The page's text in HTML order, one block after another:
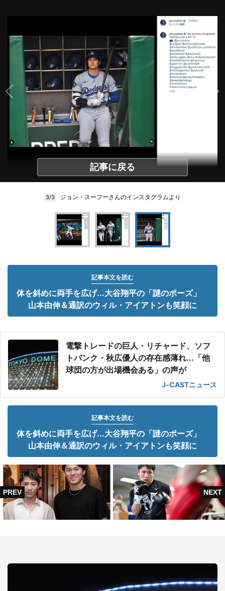
記事に戻る
3/3 ジョン・スーフーさんのインスタグラムより
記事本文を読む
体を斜めに両手を広げ...大谷翔平の「謎のポーズ」
山本由伸＆通訳のウィル・アイアトンも笑顔に
電撃トレードの巨人・リチャード、ソフ
トバンク・秋広優人の存在感薄れ...「他
球団の方が出場機会ある」の声が
J-CASTニュース
記事本文を読む
体を斜めに両手を広げ...大谷翔平の「謎のポーズ」
山本由伸＆通訳のウィル・アイアトンも笑顔に